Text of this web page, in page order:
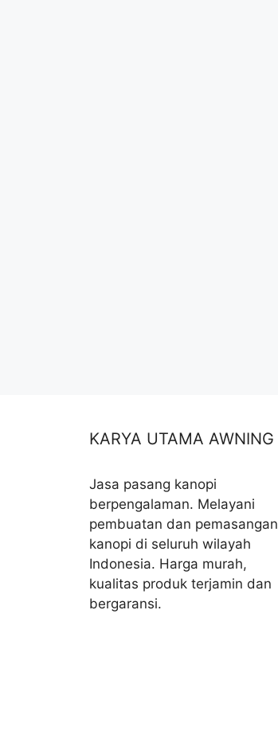
KARYA UTAMA AWNING
Jasa pasang kanopi
berpengalaman. Melayani
pembuatan dan pemasangan
kanopi di seluruh wilayah
Indonesia. Harga murah,
kualitas produk terjamin dan
bergaransi.